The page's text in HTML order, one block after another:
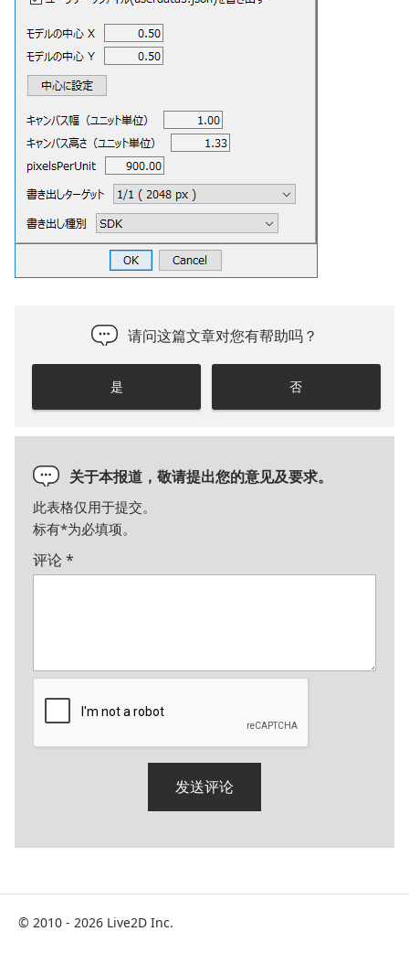
请问这篇文章对您有帮助吗？
是 否
关于本报道，敬请提出您的意见及要求。
此表格仅用于提交。
标有*为必填项。
评论*
© 2010 - 2026 Live2D Inc.